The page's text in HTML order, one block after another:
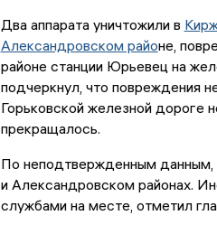
Два аппарата уничтожили в
Александровском районе,
районе станции Юрьевец на
подчеркнул, что повреждения
Горьковской железной дороге
прекращалось.
По неподтвержденным
и Александровском районах.
службами на месте, отметил